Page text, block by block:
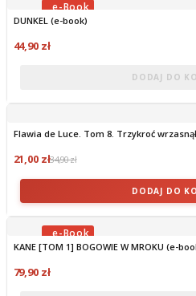
OBECNIE BRAK NA STANIE
DUNKEL (e-book)
44,90 zł
DODAJ DO
Flawia de Luce. Tom 8. Trzykroć wrzasnął
21,00 zł34,90 zł
DODAJ DO
OBECNIE BRAK NA STANIE
KANE [TOM 1] BOGOWIE W MROKU (e-
79,90 zł